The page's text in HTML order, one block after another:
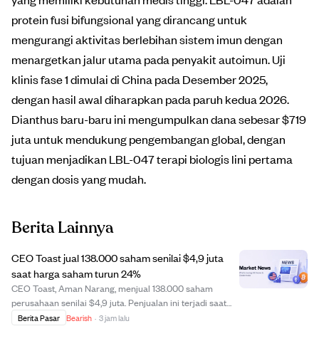
protein fusi bifungsional yang dirancang untuk
mengurangi aktivitas berlebihan sistem imun dengan
menargetkan jalur utama pada penyakit autoimun. Uji
klinis fase 1 dimulai di China pada Desember 2025,
dengan hasil awal diharapkan pada paruh kedua 2026.
Dianthus baru-baru ini mengumpulkan dana sebesar $719
juta untuk mendukung pengembangan global, dengan
tujuan menjadikan LBL-047 terapi biologis lini pertama
dengan dosis yang mudah.
Berita Lainnya
CEO Toast jual 138.000 saham senilai $4,9 juta
saat harga saham turun 24%
CEO Toast, Aman Narang, menjual 138.000 saham
perusahaan senilai $4,9 juta. Penjualan ini terjadi saat
harga saham Toast turun 24%, yang bisa menandakan
Berita Pasar Bearish · 3 jam lalu